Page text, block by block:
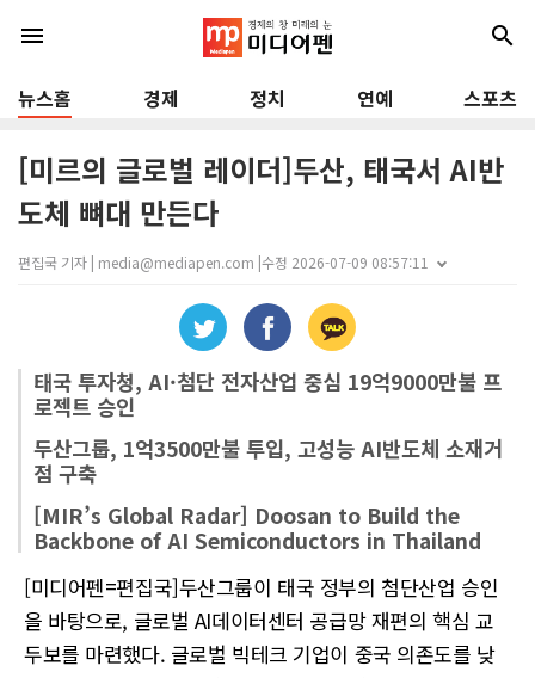
menu search
뉴스홈 경제 정치 연예 스포츠
[미르의 글로벌 레이더]두산, 태국서 AI반
도체 뼈대 만든다
편집국 기자 | media@mediapen.com |수정 2026-07-09 08:57:11
태국 투자청, AI·첨단 전자산업 중심 19억9000만불 프
로젝트 승인
두산그룹, 1억3500만불 투입, 고성능 AI반도체 소재거
점 구축
[MIR’s Global Radar] Doosan to Build the
Backbone of AI Semiconductors in Thailand
[미디어펜=편집국]두산그룹이 태국 정부의 첨단산업 승인
을 바탕으로, 글로벌 AI데이터센터 공급망 재편의 핵심 교
두보를 마련했다. 글로벌 빅테크 기업이 중국 의존도를 낮